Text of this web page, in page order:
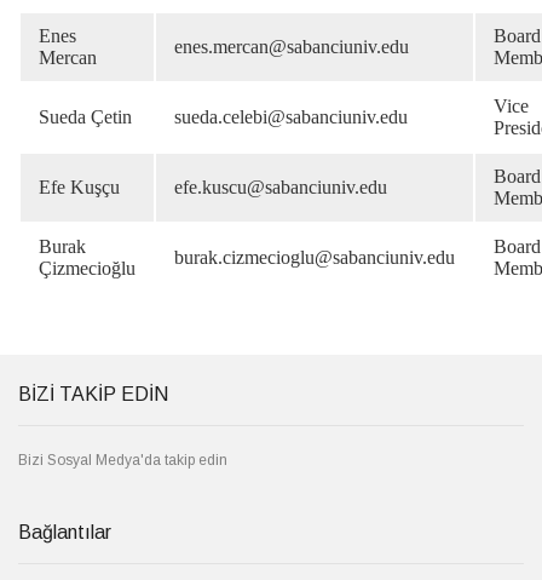
Enes
Mercan
enes.mercan@sabanciuniv.edu
Board
Sueda Çetin sueda.celebi@sabanciuniv.edu
Vice
Efe Kuşçu efe.kuscu@sabanciuniv.edu
Board
Burak
Çizmecioğlu
burak.cizmecioglu@sabanciuniv.edu
Board
BİZİ TAKİP EDİN
Bizi Sosyal Medya'da takip edin
Bağlantılar